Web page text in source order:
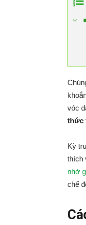
vóc
thức
Kỳ
thích
nhờ
chế